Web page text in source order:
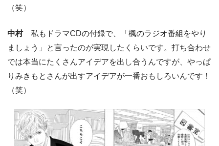
（笑）
中村私もドラマCDの付録で、「楓のラジオ番組をやり
ましょう」と言ったのが実現したくらいです。打ち合わせ
では本当にたくさんアイデアを出し合うんですが、やっぱ
りみきもとさんが出すアイデアが一番おもしろいんです！
（笑）